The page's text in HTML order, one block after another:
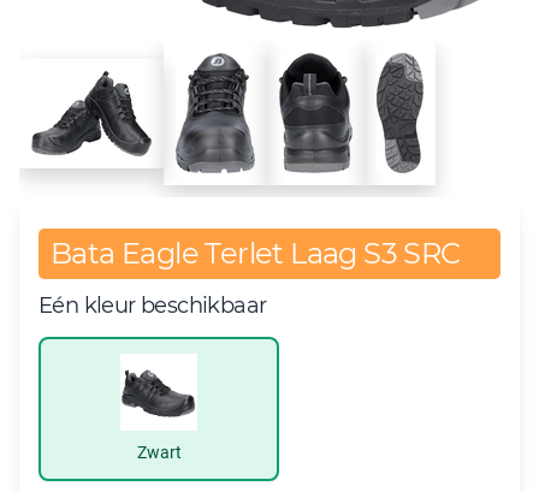
Bata Eagle Terlet Laag S3 SRC
Eén kleur beschikbaar
Zwart